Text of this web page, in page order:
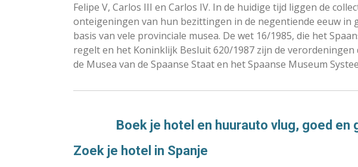
Felipe V, Carlos III en Carlos IV. In de huidige tijd liggen de
onteigeningen van hun bezittingen in de negentiende eeuw in
basis van vele provinciale musea. De wet 16/1985, die het
regelt en het Koninklijk Besluit 620/1987 zijn de verordeningen
de Musea van de Spaanse Staat en het Spaanse Museum
Boek je hotel en huurauto vlug, goed en
Zoek je hotel in Spanje